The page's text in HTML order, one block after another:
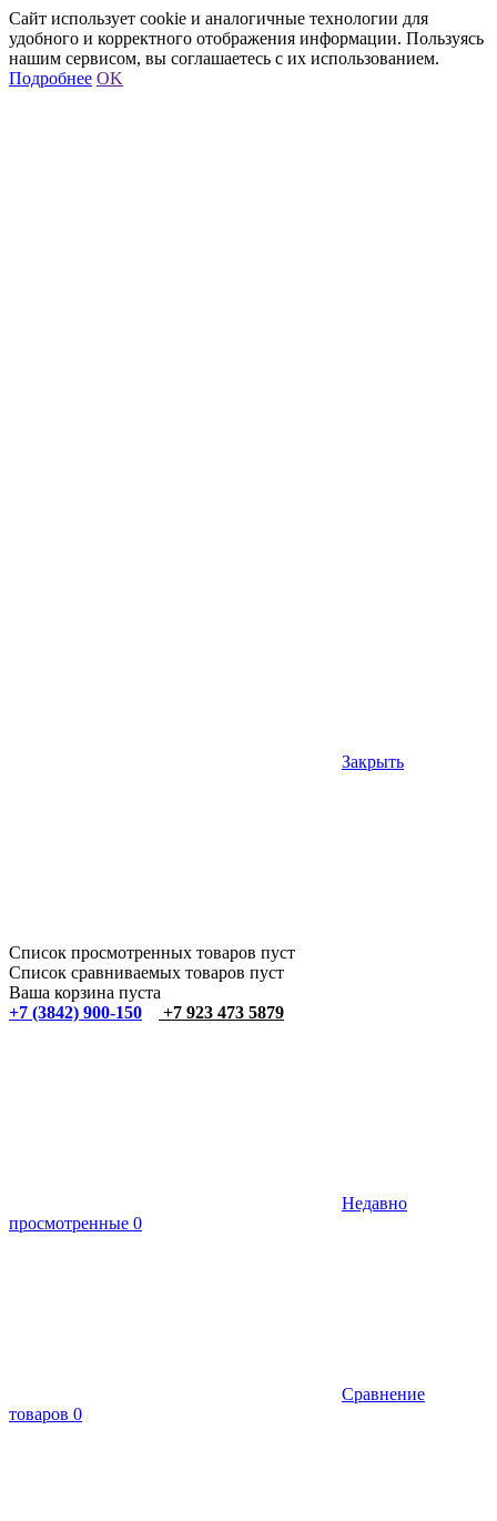
Сайт использует cookie и аналогичные технологии для
удобного и корректного отображения информации. Пользуясь
нашим сервисом, вы соглашаетесь с их использованием.
Подробнее OK
Закрыть
Список просмотренных товаров пуст
Список сравниваемых товаров пуст
Ваша корзина пуста
+7 (3842) 900-150
+7 923 473 5879
Недавно
просмотренные 0
Сравнение
товаров 0